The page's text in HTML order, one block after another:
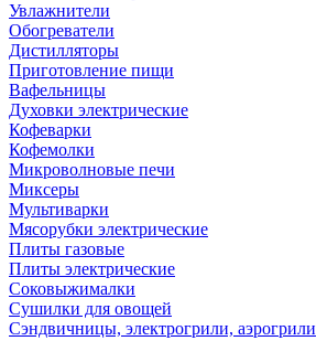
Увлажнители
Обогреватели
Дистилляторы
Приготовление пищи
Вафельницы
Духовки электрические
Кофеварки
Кофемолки
Микроволновые печи
Миксеры
Мультиварки
Мясорубки электрические
Плиты газовые
Плиты электрические
Соковыжималки
Сушилки для овощей
Сэндвичницы, электрогрили, аэрогрили